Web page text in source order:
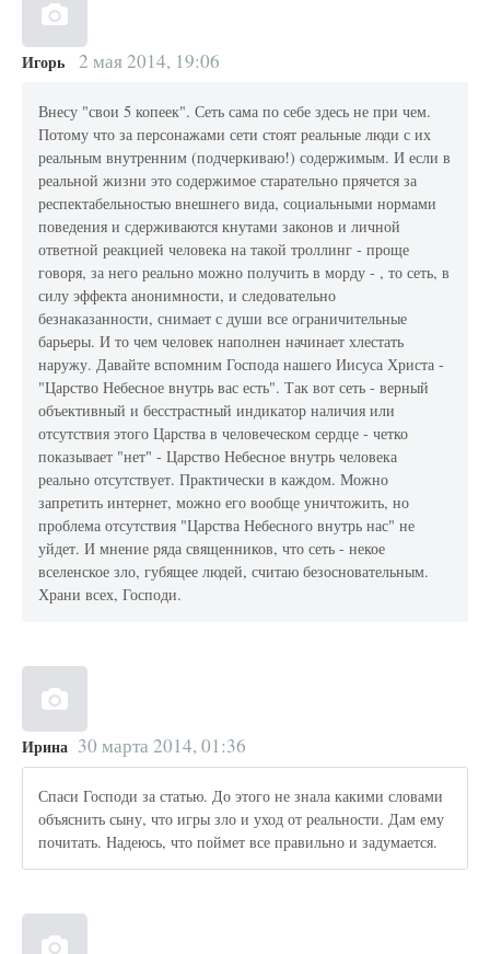
Игорь 2 мая 2014, 19:06
Внесу "свои 5 копеек". Сеть сама по себе здесь не при чем.
Потому что за персонажами сети стоят реальные люди с их
реальным внутренним (подчеркиваю!) содержимым. И если в
реальной жизни это содержимое старательно прячется за
респектабельностью внешнего вида, социальными нормами
поведения и сдерживаются кнутами законов и личной
ответной реакцией человека на такой троллинг - проще
говоря, за него реально можно получить в морду - , то сеть, в
силу эффекта анонимности, и следовательно
безнаказанности, снимает с души все ограничительные
барьеры. И то чем человек наполнен начинает хлестать
наружу. Давайте вспомним Господа нашего Иисуса Христа -
"Царство Небесное внутрь вас есть". Так вот сеть - верный
объективный и бесстрастный индикатор наличия или
отсутствия этого Царства в человеческом сердце - четко
показывает "нет" - Царство Небесное внутрь человека
реально отсутствует. Практически в каждом. Можно
запретить интернет, можно его вообще уничтожить, но
проблема отсутствия "Царства Небесного внутрь нас" не
уйдет. И мнение ряда священников, что сеть - некое
вселенское зло, губящее людей, считаю безосновательным.
Храни всех, Господи.
Ирина 30 марта 2014, 01:36
Спаси Господи за статью. До этого не знала какими словами
объяснить сыну, что игры зло и уход от реальности. Дам ему
почитать. Надеюсь, что поймет все правильно и задумается.